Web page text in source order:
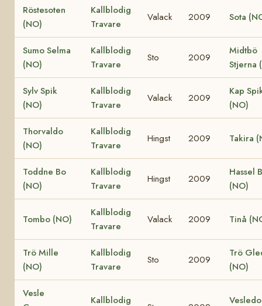
Röstesoten
(NO)
Kallblodig
Travare
Valack 2009 Sota
Sumo Selma
(NO)
Kallblodig
Travare
Sto 2009
Midtbö
Stjerna
Sylv Spik
(NO)
Kallblodig
Travare
Valack 2009
Kap
(NO)
Thorvaldo
(NO)
Kallblodig
Travare
Hingst 2009 Takira
Toddne Bo
(NO)
Kallblodig
Travare
Hingst 2009
Hassel
(NO)
Tombo (NO)
Kallblodig
Travare
Valack 2009 Tinå
Trö Mille
(NO)
Kallblodig
Travare
Sto 2009
Trö
(NO)
Vesle
Kallblodig